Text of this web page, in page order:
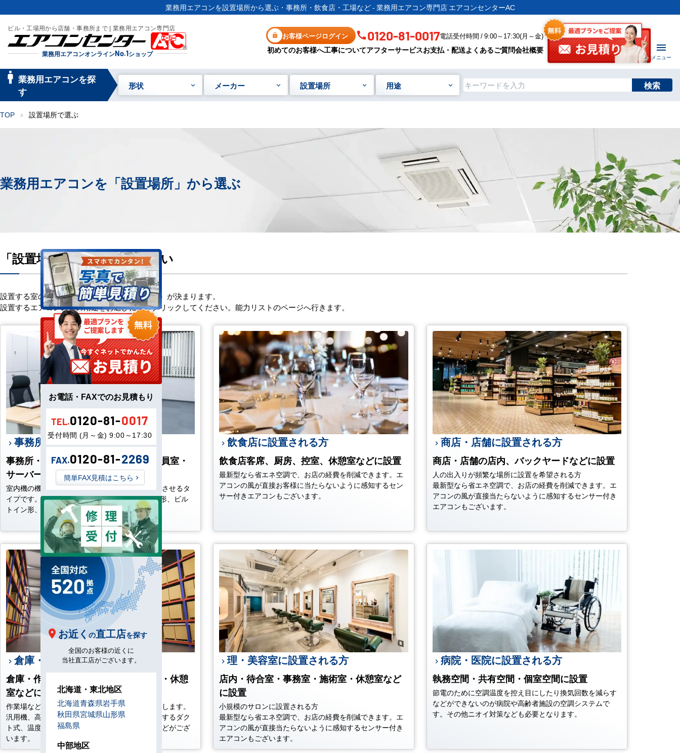
業務用エアコンを設置場所から選ぶ・事務所・飲食店・工場など - 業務用エアコン専門店 エアコンセンターAC
ビル・工場用から店舗・事務所まで | 業務用エアコン専門店
業務用エアコンオンラインNo.1ショップ
お客様ページログイン 0120-81-0017電話受付時間 / 9:00～17:30(月～金)
初めてのお客様へ工事についてアフターサービスお支払・配送よくあるご質問会社概要
メニュー
manage_searc
業務用エアコンを探
す
形状 メーカー 設置場所 用途 検索
TOP chevron_right 設置場所で選ぶ
業務用エアコンを「設置場所」から選ぶ
「設置場所」をお選びください
設置する室の用途によりエアコンの能力（馬力）が決まります。
設置するエアコンの室の用途をお選びになりクリックしてください。能力リストのページへ行きます。
事務所に設置される方
事務所・更衣室・会議室・休憩室・役員室・
サーバー室などに設置
室内機の機械部分を天井に埋込み、吹出口を露出させるタ
イプです。写真の4方向形の他に2方向形、1方向形、ビル
トイン形、ダクト形がございます。
飲食店に設置される方
飲食店客席、厨房、控室、休憩室などに設置
最新型なら省エネ空調で、お店の経費を削減できます。エ
アコンの風が直接お客様に当たらないように感知するセン
サー付きエアコンもございます。
商店・店舗に設置される方
商店・店舗の店内、バックヤードなどに設置
人の出入りが頻繁な場所に設置を希望される方
最新型なら省エネ空調で、お店の経費を削減できます。エ
アコンの風が直接当たらないように感知するセンサー付き
エアコンもございます。
倉庫・作業場に設置される方
倉庫・作業場・配送センター・事務室・休憩
室などに設置
作業場などの規模により様々な空調をご提案いたします。
汎用機、高天井対応の大型空調から、個々を空調するダク
ト式、温度管理が必要な荷物を保管する空調機などがござ
います。
理・美容室に設置される方
店内・待合室・事務室・施術室・休憩室など
に設置
小規模のサロンに設置される方
最新型なら省エネ空調で、お店の経費を削減できます。エ
アコンの風が直接当たらないように感知するセンサー付き
エアコンもございます。
病院・医院に設置される方
執務空間・共有空間・個室空間に設置
節電のために空調温度を控え目にしたり換気回数を減らす
などができないのが病院や高齢者施設の空調システムで
す。その他ニオイ対策なども必要となります。
お電話・FAXでのお見積もり
TEL.0120-81-0017
受付時間 (月～金) 9:00～17:30
FAX.0120-81-2269
簡単FAX見積はこちら
お近く の直工店を探す
全国のお客様の近くに
当社直工店がございます。
北海道・東北地区
北海道青森県岩手県
秋田県宮城県山形県
福島県
中部地区